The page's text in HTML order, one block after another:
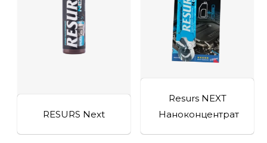
RESURS Next
Resurs NEXT
Наноконцентрат